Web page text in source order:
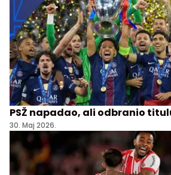
PSŽ napadao, ali odbranio
30. Maj 2026.